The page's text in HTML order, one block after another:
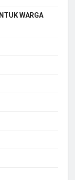
WARGA